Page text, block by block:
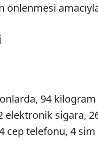
önlenmesi
94
elektronik sigara,
cep telefonu, 4 sim